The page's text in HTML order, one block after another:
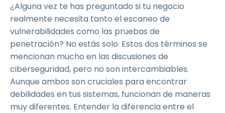
¿Alguna vez te has preguntado si tu negocio
realmente necesita tanto el escaneo de
vulnerabilidades como las pruebas de
penetración? No estás solo. Estos dos términos se
mencionan mucho en las discusiones de
ciberseguridad, pero no son intercambiables.
Aunque ambos son cruciales para encontrar
debilidades en tus sistemas, funcionan de maneras
muy diferentes. Entender la diferencia entre el